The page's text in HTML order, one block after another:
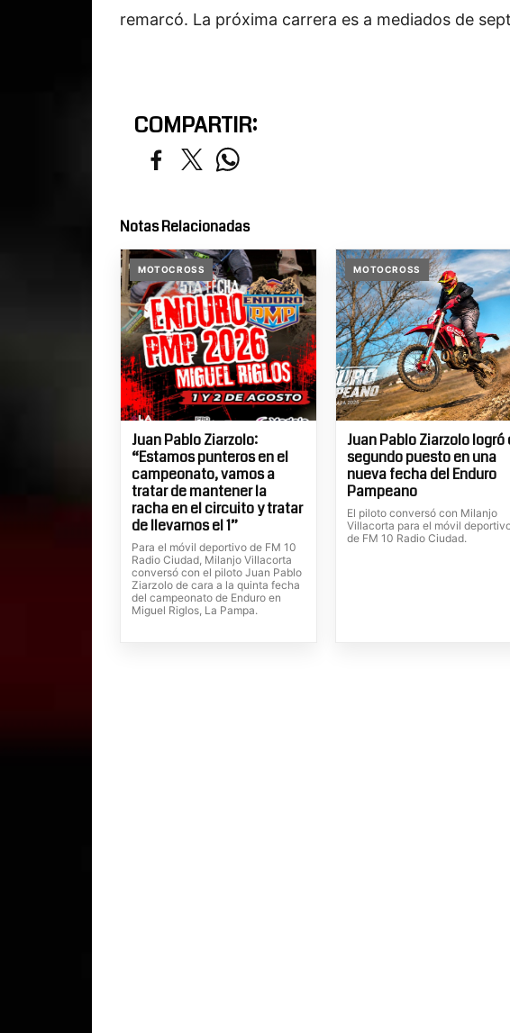
remarcó. La próxima carrera es a mediados de
COMPARTIR:
Notas Relacionadas
MOTOCROSS
Juan Pablo Ziarzolo:
“Estamos punteros en el
campeonato, vamos a
tratar de mantener la
racha en el circuito y tratar
de llevarnos el 1”
Para el móvil deportivo de FM 10
Radio Ciudad, Milanjo Villacorta
conversó con el piloto Juan Pablo
Ziarzolo de cara a la quinta fecha
del campeonato de Enduro en
Miguel Riglos, La Pampa.
MOTOCROSS
Juan Pablo Ziarzolo logró
segundo puesto en una
nueva fecha del Enduro
Pampeano
El piloto conversó con Milanjo
Villacorta para el móvil
de FM 10 Radio Ciudad.